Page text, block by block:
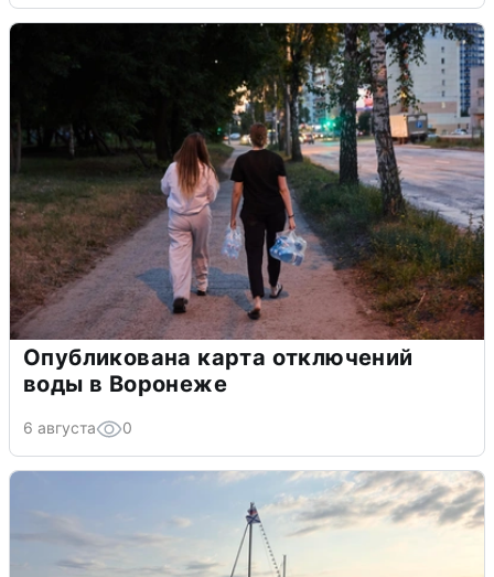
Опубликована карта отключений
воды в Воронеже
6 августа 0